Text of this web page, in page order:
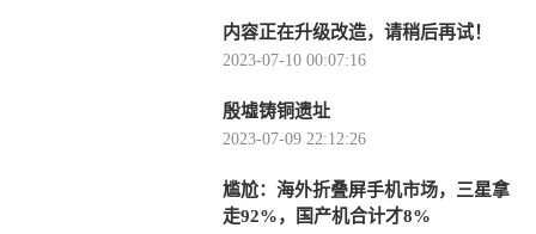
内容正在升级改造，请稍后再试！
2023-07-10 00:07:16
殷墟铸铜遗址
2023-07-09 22:12:26
尴尬：海外折叠屏手机市场，三星拿
走92%，国产机合计才8%